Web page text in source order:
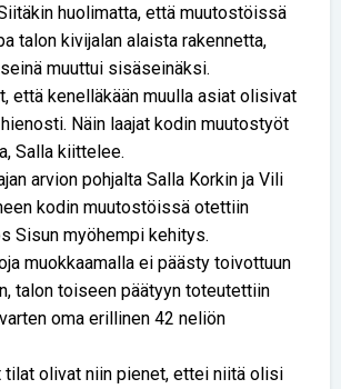
huolimatta, että muutostöissä
talon kivijalan alaista rakennetta,
muuttui sisäseinäksi.
että kenelläkään muulla asiat olisivat
Näin laajat kodin muutostyöt
Salla kiittelee.
arvion pohjalta Salla Korkin ja Vili
kodin muutostöissä otettiin
Sisun myöhempi kehitys.
muokkaamalla ei päästy toivottuun
talon toiseen päätyyn toteutettiin
oma erillinen 42 neliön
tilat olivat niin pienet, ettei niitä olisi